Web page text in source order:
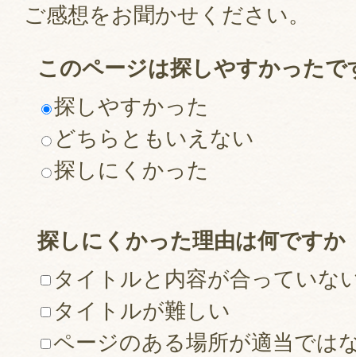
ご感想をお聞かせください。
このページは探しやすかったで
探しやすかった
どちらともいえない
探しにくかった
探しにくかった理由は何ですか
タイトルと内容が合っていな
タイトルが難しい
ページのある場所が適当では